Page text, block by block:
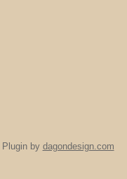
Plugin by dagondesign.com